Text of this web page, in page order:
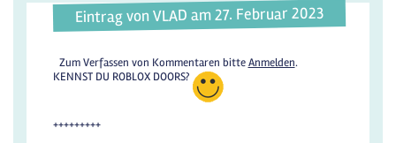
Eintrag von VLAD am 27. Februar 2023
Zum Verfassen von Kommentaren bitteAnmelden.
KENNST DU ROBLOX DOORS?
+++++++++